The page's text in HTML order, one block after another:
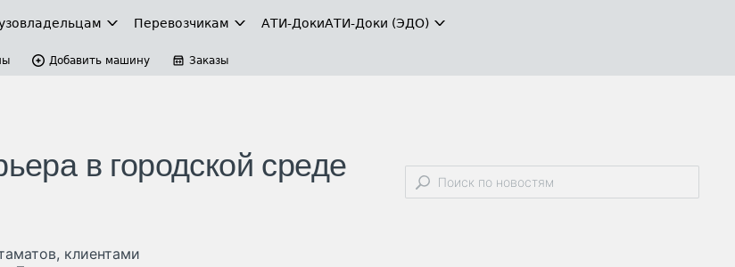
Перевозчикам АТИ-ДокиАТИ-Доки (ЭДО)
Добавить машину Заказы
в городской среде
клиентами